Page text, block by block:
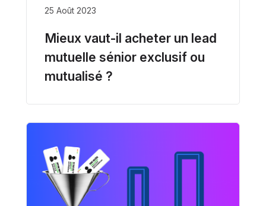
25 Août 2023
Mieux vaut-il acheter un lead
mutuelle sénior exclusif ou
mutualisé ?